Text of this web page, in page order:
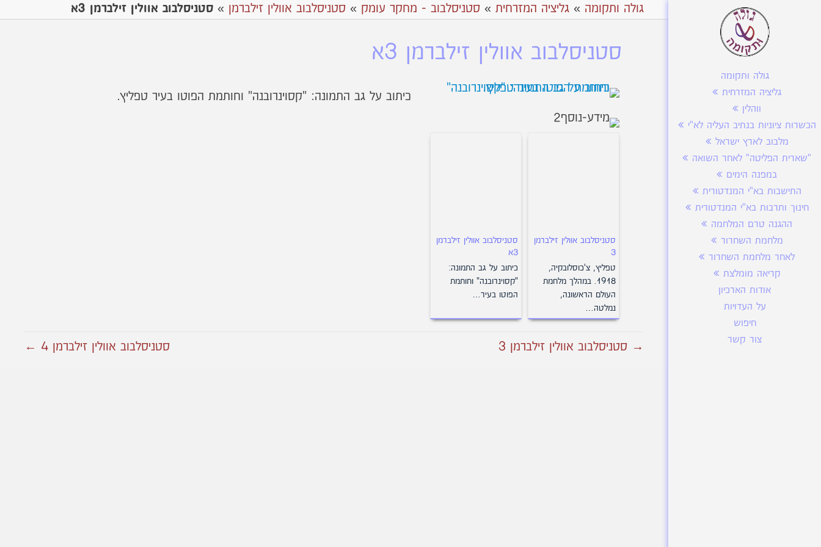
גולה ותקומה
גליציה המזרחית
ווהלין
הכשרות ציוניות בנתיב העליה לא"י
מלבוב לארץ ישראל
"שארית הפליטה" לאחר השואה
במפנה הימים
התישבות בא"י המנדטורית
חינוך ותרבות בא"י המנדטורית
ההגנה טרם המלחמה
מלחמת השחרור
לאחר מלחמת השחרור
קריאה מומלצת
אודות הארכיון
על העדויות
חיפוש
צור קשר
גולה ותקומה » גליציה המזרחית » סטניסלבוב - מחקר עומק » סטניסלבוב אוולין זילברמן » סטניסלבוב אוולין זילברמן 3א
סטניסלבוב אוולין זילברמן 3א
כיתוב על גב התמונה: "קסוינרובנה" וחותמת הפוטו בעיר טפליץ.
סטניסלבוב אוולין זילברמן
3
טפליץ, צ'כוסלובקיה,
1918. במהלך מלחמת
העולם הראשונה,
נמלטה…
סטניסלבוב אוולין זילברמן
3א
כיתוב על גב התמונה:
"קסוינרובנה" וחותמת
הפוטו בעיר…
→ סטניסלבוב אוולין זילברמן 3 סטניסלבוב אוולין זילברמן 4 ←